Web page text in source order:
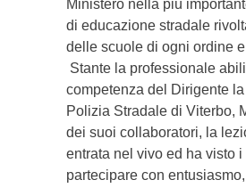
Ministero nella più
di educazione stradale
delle scuole di ogni ordine
Stante la professionale
competenza del Dirigente
Polizia Stradale di Viterbo,
dei suoi collaboratori, la
entrata nel vivo ed ha visto i
partecipare con